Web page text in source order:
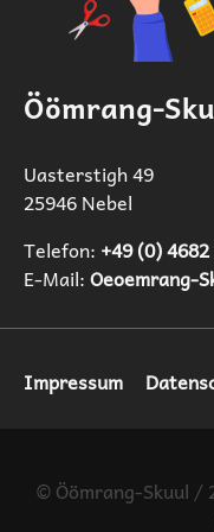
Öömrang-
Uasterstigh 49
25946 Nebel
Telefon: +49 (0)
E-Mail:Oeoemrang-
überspringen
Impressum
© Öömrang-Skuul /